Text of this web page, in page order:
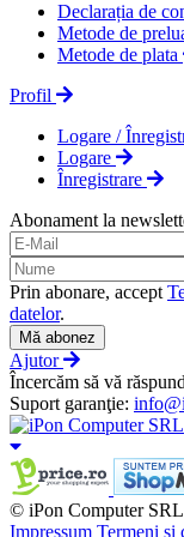
Declarația de
Metode de
Metode de plata
Profil
Logare /
Logare
Înregistrare
Abonament la
Prin abonare, accept
datelor.
Mă abonez
Ajutor
Încercăm să vă
Suport garanţie:
© iPon Computer SRL
Impressum Termeni și